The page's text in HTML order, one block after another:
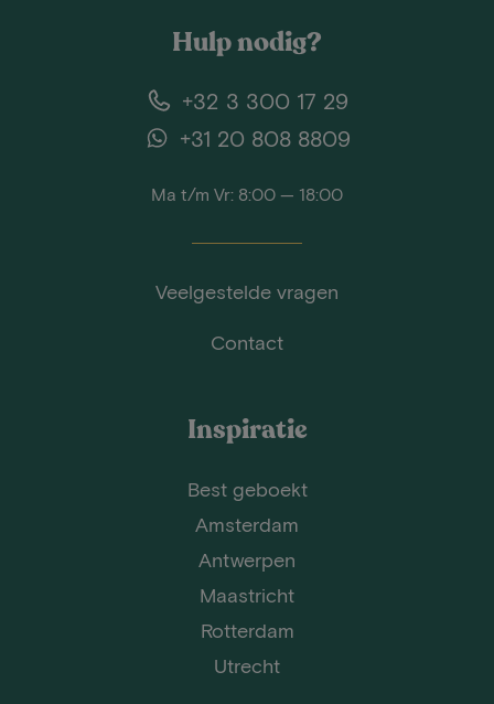
Hulp nodig?
+32 3 300 17 29
+31 20 808 8809
Ma t/m Vr: 8:00 — 18:00
Veelgestelde vragen
Contact
Inspiratie
Best geboekt
Amsterdam
Antwerpen
Maastricht
Rotterdam
Utrecht